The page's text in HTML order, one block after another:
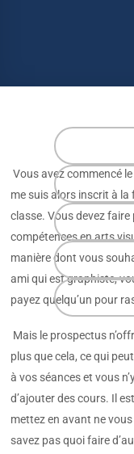
Vous avez commencé
me suis alors inscrit à la
classe. Vous devez
compétences en arts
manière dont vous
ami qui est graphiste,
payez quelqu’un pour
Mais le prospectus
plus que cela, ce qui
à vos séances et vous
d’ajouter des cours. Il
mettez en avant ne
savez pas quoi faire